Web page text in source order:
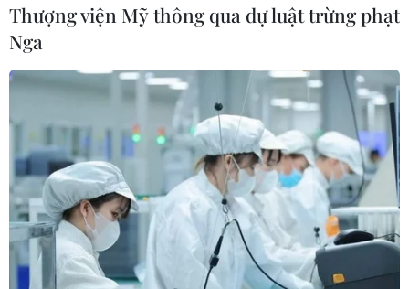
Thượng viện Mỹ thông qua dự luật trừng phạt
Nga